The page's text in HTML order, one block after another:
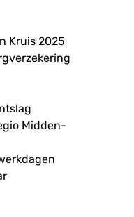
Kruis 2025
Midden-